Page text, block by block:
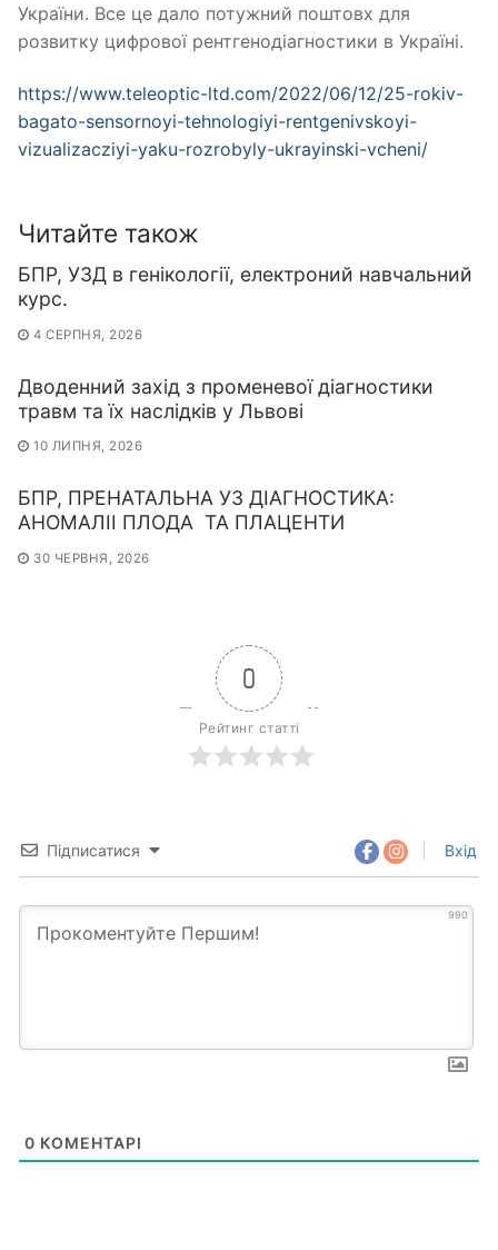
України. Все це дало потужний поштовх для
розвитку цифрової рентгенодіагностики в Україні.
https://www.teleoptic-ltd.com/2022/06/12/25-rokiv-
bagato-sensornoyi-tehnologiyi-rentgenivskoyi-
vizualizacziyi-yaku-rozrobyly-ukrayinski-vcheni/
Читайте також
БПР, УЗД в генікології, електроний навчальний
курс.
4 СЕРПНЯ, 2026
Дводенний захід з променевої діагностики
травм та їх наслідків у Львові
10 ЛИПНЯ, 2026
БПР, ПРЕНАТАЛЬНА УЗ ДІАГНОСТИКА:
АНОМАЛІІ ПЛОДА ТА ПЛАЦЕНТИ
30 ЧЕРВНЯ, 2026
0
Рейтинг статті
Підписатися Вхід
990
0 КОМЕНТАРІ